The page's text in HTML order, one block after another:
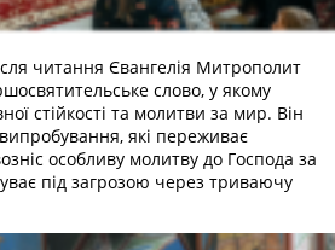
читання Євангелія Митрополит
слово, у якому
стійкості та молитви за мир. Він
які переживає
особливу молитву до Господа за
під загрозою через триваючу